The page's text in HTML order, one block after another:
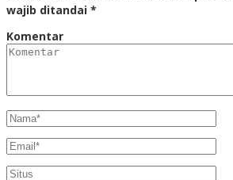
wajib ditandai *
Komentar